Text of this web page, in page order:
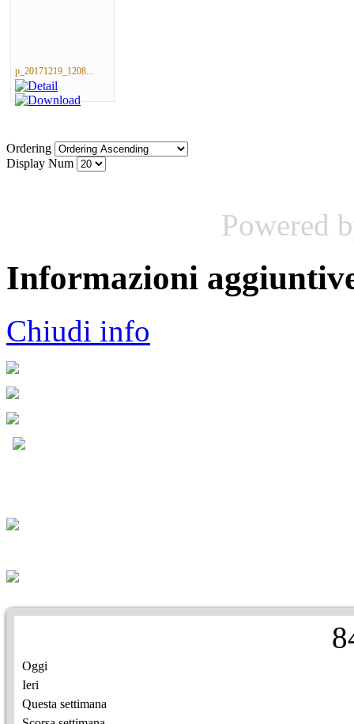
p_20171219_1208...
Ordering
Display Num
Powered
Informazioni
Chiudi info
8
Oggi
Ieri
Questa settimana